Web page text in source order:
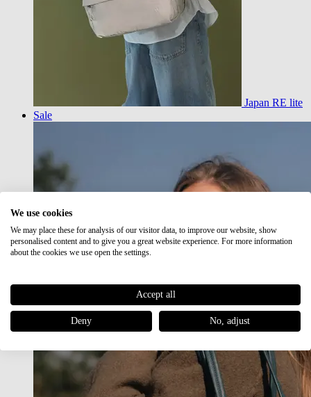
Japan RE lite
Sale
We use cookies
We may place these for analysis of our visitor data, to improve our website, show
personalised content and to give you a great website experience. For more information
about the cookies we use open the settings.
Accept all
Deny No, adjust